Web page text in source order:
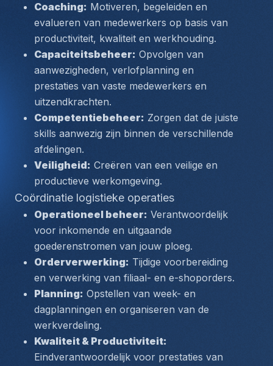
Coaching: Motiveren, begeleiden en
evalueren van medewerkers op basis van
productiviteit, kwaliteit en werkhouding.
Capaciteitsbeheer: Opvolgen van
aanwezigheden, verlofplanning en
prestaties van vaste medewerkers en
uitzendkrachten.
Competentiebeheer: Zorgen dat de juiste
skills aanwezig zijn binnen de verschillende
afdelingen.
Veiligheid: Creëren van een veilige en
productieve werkomgeving.
Coördinatie logistieke operaties
Operationeel beheer: Verantwoordelijk
voor inkomende en uitgaande
goederenstromen van jouw ploeg.
Orderverwerking: Tijdige voorbereiding
en verwerking van filiaal- en e-shoporders.
Planning: Opstellen van week- en
dagplanningen en organiseren van de
werkverdeling.
Kwaliteit & Productiviteit:
Eindverantwoordelijk voor prestaties van